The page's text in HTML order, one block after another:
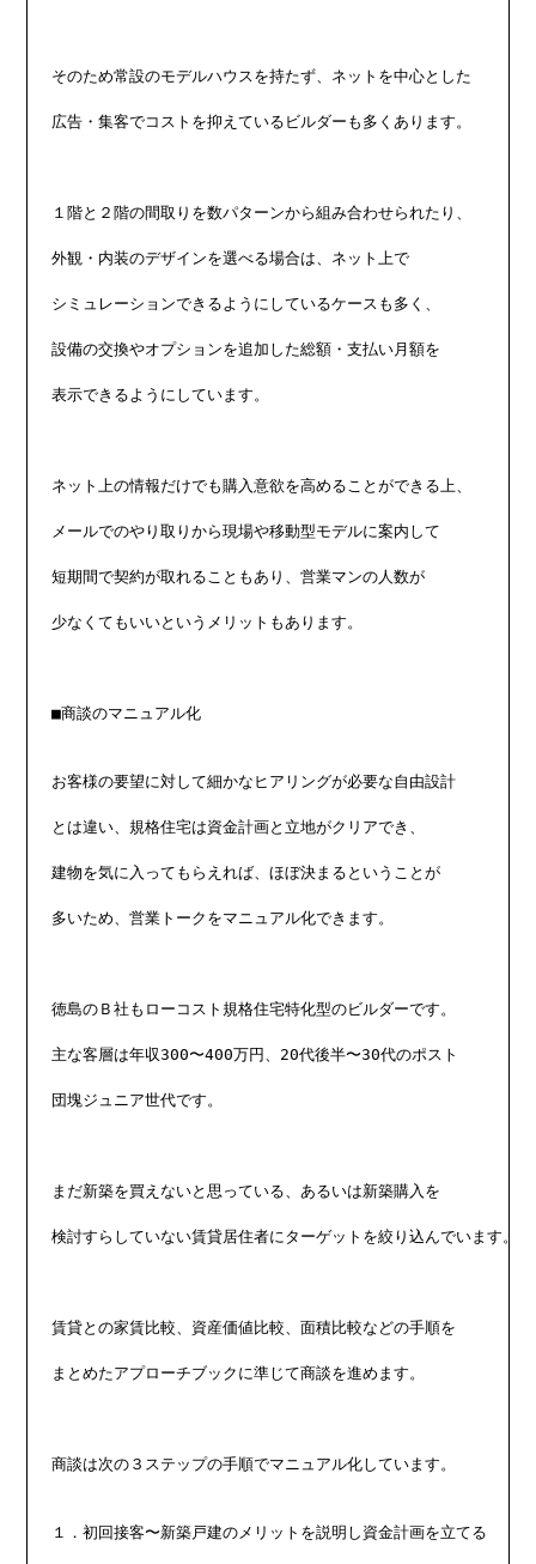
そのため常設のモデルハウスを持たず、ネットを中心とした
広告・集客でコストを抑えているビルダーも多くあります。
１階と２階の間取りを数パターンから組み合わせられたり、
外観・内装のデザインを選べる場合は、ネット上で
シミュレーションできるようにしているケースも多く、
設備の交換やオプションを追加した総額・支払い月額を
表示できるようにしています。
ネット上の情報だけでも購入意欲を高めることができる上、
メールでのやり取りから現場や移動型モデルに案内して
短期間で契約が取れることもあり、営業マンの人数が
少なくてもいいというメリットもあります。
■商談のマニュアル化
お客様の要望に対して細かなヒアリングが必要な自由設計
とは違い、規格住宅は資金計画と立地がクリアでき、
建物を気に入ってもらえれば、ほぼ決まるということが
多いため、営業トークをマニュアル化できます。
徳島のＢ社もローコスト規格住宅特化型のビルダーです。
主な客層は年収300〜400万円、20代後半〜30代のポスト
団塊ジュニア世代です。
まだ新築を買えないと思っている、あるいは新築購入を
検討すらしていない賃貸居住者にターゲットを絞り込んでいます。
賃貸との家賃比較、資産価値比較、面積比較などの手順を
まとめたアプローチブックに準じて商談を進めます。
商談は次の３ステップの手順でマニュアル化しています。
１．初回接客〜新築戸建のメリットを説明し資金計画を立てる